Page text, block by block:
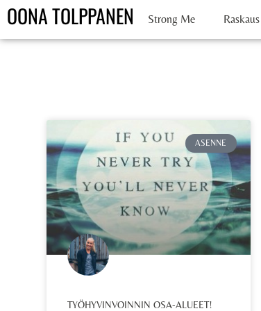
OONA TOLPPANEN Strong Me
ASENNE
TYÖHYVINVOINNIN OSA-ALUEET!